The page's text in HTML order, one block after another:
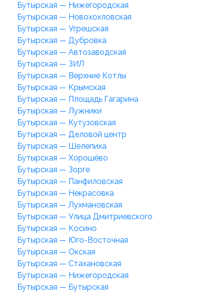
Бутырская — Нижегородская
Бутырская — Новохохловская
Бутырская — Угрешская
Бутырская — Дубровка
Бутырская — Автозаводская
Бутырская — ЗИЛ
Бутырская — Верхние Котлы
Бутырская — Крымская
Бутырская — Площадь Гагарина
Бутырская — Лужники
Бутырская — Кутузовская
Бутырская — Деловой центр
Бутырская — Шелепиха
Бутырская — Хорошёво
Бутырская — Зорге
Бутырская — Панфиловская
Бутырская — Некрасовка
Бутырская — Лухмановская
Бутырская — Улица Дмитриевского
Бутырская — Косино
Бутырская — Юго-Восточная
Бутырская — Окская
Бутырская — Стахановская
Бутырская — Нижегородская
Бутырская — Бутырская